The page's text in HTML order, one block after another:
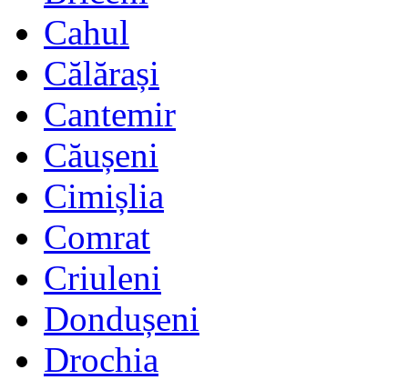
Cahul
Călărași
Cantemir
Căușeni
Cimișlia
Comrat
Criuleni
Dondușeni
Drochia